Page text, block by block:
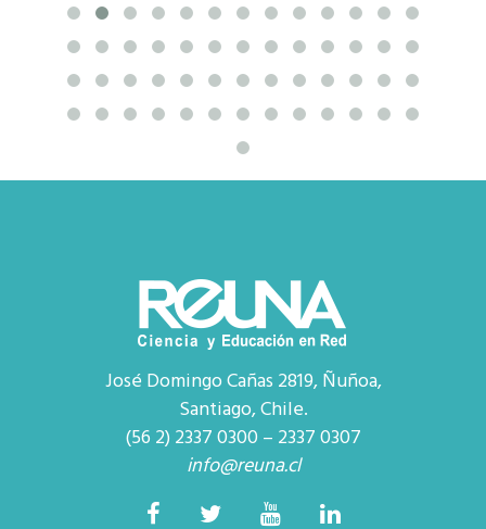
José Domingo Cañas 2819, Ñuñoa,
Santiago, Chile.
(56 2) 2337 0300 – 2337 0307
info@reuna.cl